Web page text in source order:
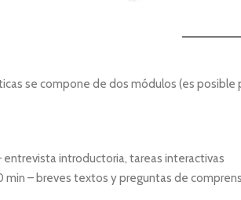
se compone de dos módulos (es posible
entrevista introductoria, tareas interactivas
min – breves textos y preguntas de